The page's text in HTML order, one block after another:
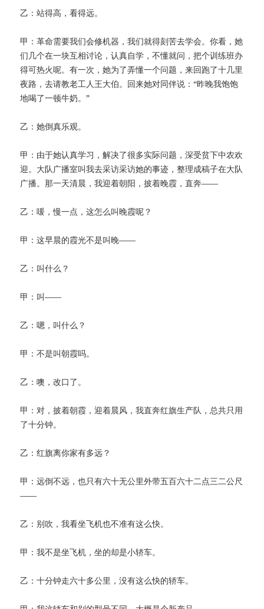
乙：站得高，看得远。
甲：革命需要我们会修机器，我们就得刻苦去学会。你看，她
们几个在一块互相讨论，认真自学，不懂就问，把个训练班办
得可热火呢。有一次，她为了弄懂一个问题，来回跑了十几里
夜路，去请教老工人王大伯。回来她对同伴说：“昨晚我饱饱
地喝了一顿牛奶。”
乙：她倒真乐观。
甲：由于她认真学习，解决了很多实际问题，深受贫下中农欢
迎。大队广播室叫我去采访采访她的事迹，整理成稿子在大队
广播。那一天清晨，我迎着朝阳，披着晚霞，直奔——
乙：喛，慢一点，这怎么叫晚霞呢？
甲：这早晨的霞光不是叫晚——
乙：叫什么？
甲：叫——
乙：嗯，叫什么？
甲：不是叫朝霞吗。
乙：噢，改口了。
甲：对，披着朝霞，迎着晨风，我直奔红旗生产队，总共只用
了十分钟。
乙：红旗离你家有多远？
甲：远倒不远，也只有六十无公里外带五百六十二点三二公尺
——
乙：别吹，我看坐飞机也不准有这么快。
甲：我不是坐飞机，坐的却是小轿车。
乙：十分钟走六十多公里，没有这么快的轿车。